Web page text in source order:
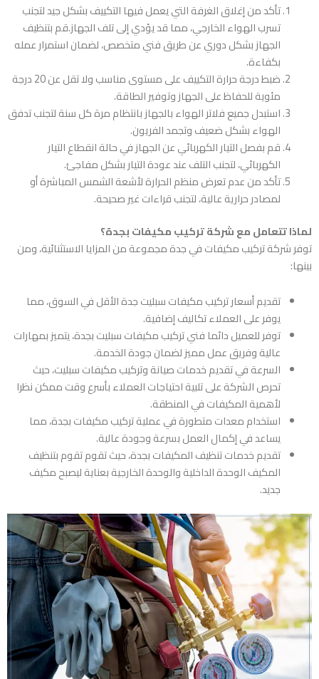
تأكد من إغلاق الغرفة التي يعمل فيها التكييف بشكل جيد لتجنب
تسرب الهواء الخارجي، مما قد يؤدي إلى تلف الجهاز.قم بتنظيف
الجهاز بشكل دوري عن طريق فني متخصص، لضمان استمرار عمله
بكفاءة.
ضبط درجة حرارة التكييف على مستوى مناسب ولا تقل عن 20 درجة
مئوية للحفاظ على الجهاز وتوفير الطاقة.
استبدل جميع فلاتر الهواء بالجهاز بانتظام مرة كل سنة لتجنب تدفق
الهواء بشكل ضعيف وتجمد الفريون.
قم بفصل التيار الكهربائي عن الجهاز في حالة انقطاع التيار
الكهربائي، لتجنب التلف عند عودة التيار بشكل مفاجئ.
تأكد من عدم تعرض منظم الحرارة لأشعة الشمس المباشرة أو
لمصادر حرارية عالية، لتجنب قراءات غير صحيحة.
لماذا تتعامل مع شركة تركيب مكيفات بجدة؟
توفر شركة تركيب مكيفات في جدة مجموعة من المزايا الاستثنائية، ومن
بينها:
تقديم أسعار تركيب مكيفات سبليت جدة الأقل في السوق، مما
يوفر على العملاء تكاليف إضافية.
توفر للعميل دائما فني تركيب مكيفات سبليت بجدة، يتميز بمهارات
عالية وفريق عمل مميز لضمان جودة الخدمة.
السرعة في تقديم خدمات صيانة وتركيب مكيفات سبليت، حيث
تحرص الشركة على تلبية احتياجات العملاء بأسرع وقت ممكن نظرا
لأهمية المكيفات في المنطقة.
استخدام معدات متطورة في عملية تركيب مكيفات بجدة، مما
يساعد في إكمال العمل بسرعة وجودة عالية.
تقديم خدمات تنظيف المكيفات بجدة، حيث تقوم تقوم بتنظيف
المكيف الوحدة الداخلية والوحدة الخارجية بعناية ليصبح مكيف
جديد.